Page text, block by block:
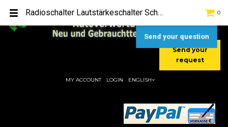
[+49] (0) 2232-5205
[+49] (0) 177 / 4080033
Send your
request
0
MY ACCOUNT LOGIN ENGLISH
Radioschalter Lautstärkeschalter Schalter Ford Focus C-Max
Send your question